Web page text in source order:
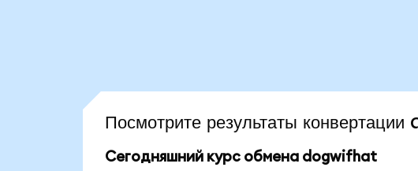
Посмотрите результаты
Сегодняшний курс обмена dogwifhat